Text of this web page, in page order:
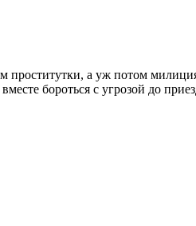
проститутки, а уж потом
бороться с угрозой до